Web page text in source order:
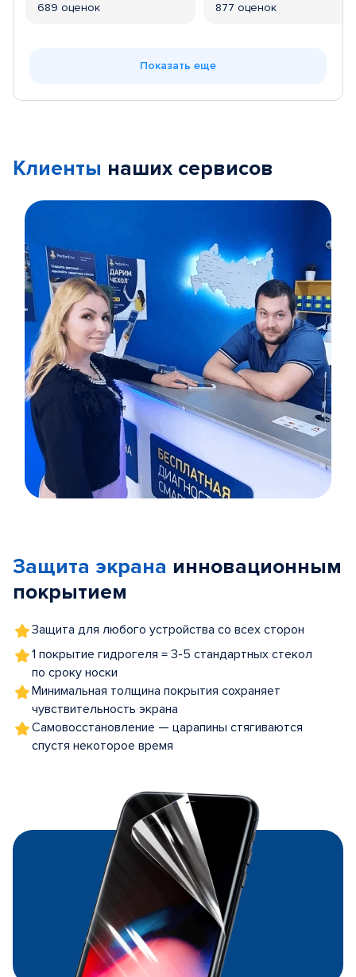
689 оценок 877 оценок
Показать еще
Клиенты наших сервисов
5
Защита экрана инновационным
покрытием
Защита для любого устройства со всех сторон
1 покрытие гидрогеля = 3-5 стандартных стекол
по сроку носки
Минимальная толщина покрытия сохраняет
чувствительность экрана
Самовосстановление — царапины стягиваются
спустя некоторое время